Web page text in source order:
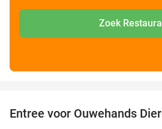
Zoek
Entree voor Ouwehands